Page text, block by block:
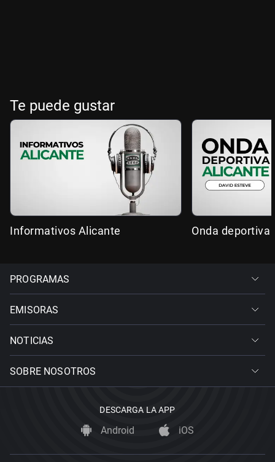
Te puede gustar
Informativos Alicante Onda deportiva
PROGRAMAS
EMISORAS
NOTICIAS
SOBRE NOSOTROS
DESCARGA LA APP
Android iOS